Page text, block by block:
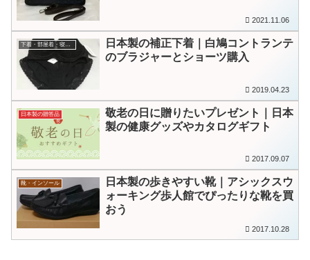
2021.11.06
下着・部屋着・寝巻き
日本製の補正下着｜白鳩コントランテ
のブラジャーとショーツ購入
2019.04.23
日本製の贈答品
敬老の日に贈りたいプレゼント｜日本
製の健康グッズやカタログギフト
2017.09.07
靴・インソール
日本製の歩きやすい靴｜アシックスウ
ォーキング歩人館でぴったりな靴を買
おう
2017.10.28